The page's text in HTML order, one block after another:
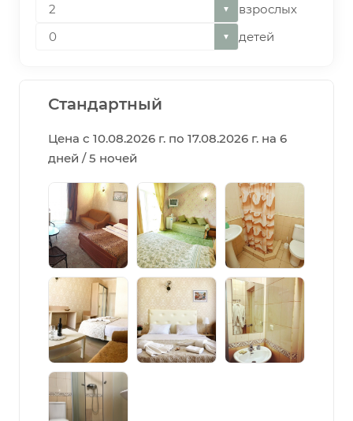
▼ взрослых
▼ детей
Стандартный
Цена с 10.08.2026 г. по 17.08.2026 г. на 6
дней / 5 ночей